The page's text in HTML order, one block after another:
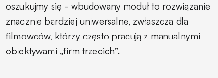
oszukujmy się - wbudowany moduł to rozwiązanie
znacznie bardziej uniwersalne, zwłaszcza dla
filmowców, którzy często pracują z manualnymi
obiektywami „firm trzecich”.